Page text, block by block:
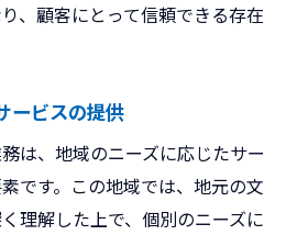
、顧客にとって信頼できる存在
ービスの提供
は、地域のニーズに応じたサー
です。この地域では、地元の文
理解した上で、個別のニーズに